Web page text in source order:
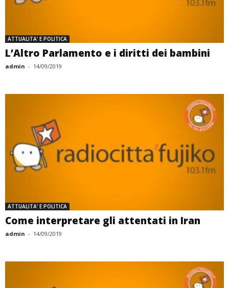
ATTUALITA' E POLITICA
L’Altro Parlamento e i diritti dei bambini
admin - 14/09/2019
ATTUALITA' E POLITICA
Come interpretare gli attentati in Iran
admin - 14/09/2019